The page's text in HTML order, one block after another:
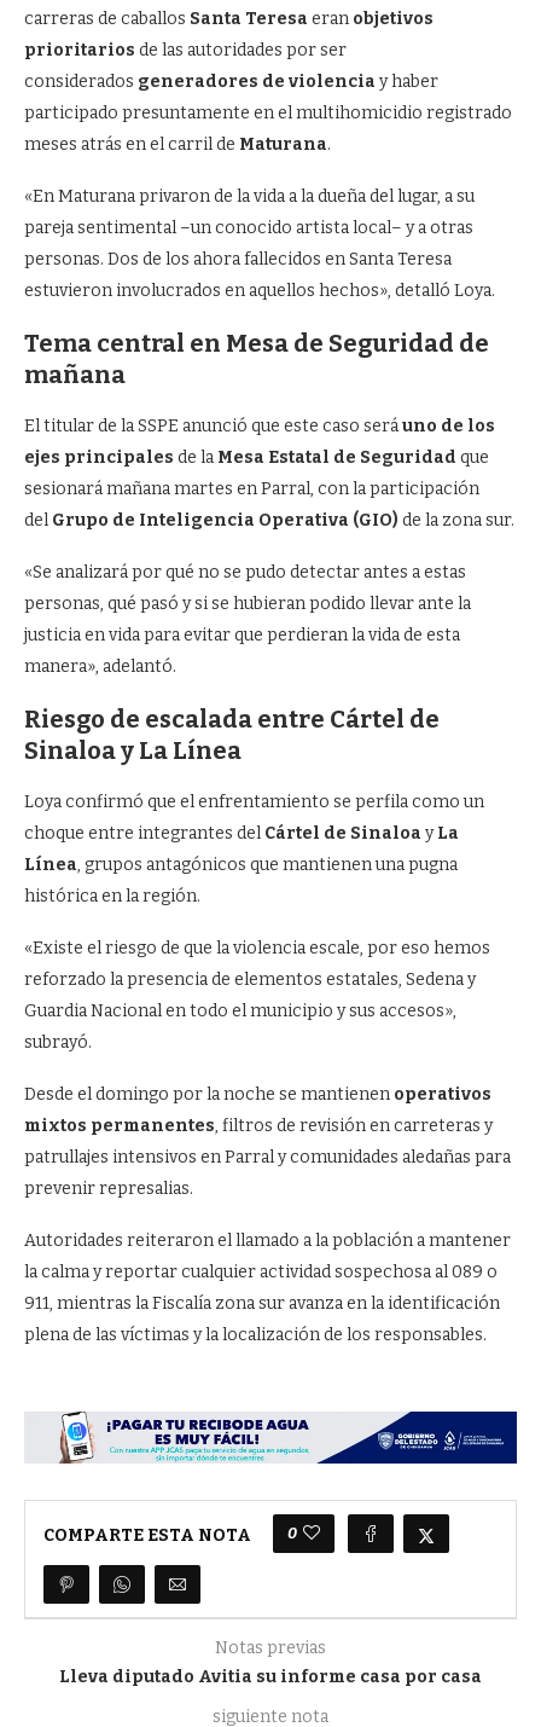
carreras de caballos Santa Teresa eran objetivos
prioritarios de las autoridades por ser
considerados generadores de violencia y haber
participado presuntamente en el multihomicidio registrado
meses atrás en el carril de Maturana.
«En Maturana privaron de la vida a la dueña del lugar, a su
pareja sentimental –un conocido artista local– y a otras
personas. Dos de los ahora fallecidos en Santa Teresa
estuvieron involucrados en aquellos hechos», detalló Loya.
Tema central en Mesa de Seguridad de
mañana
El titular de la SSPE anunció que este caso seráuno de los
ejes principales de la Mesa Estatal de Seguridad que
sesionará mañana martes en Parral, con la participación
del Grupo de Inteligencia Operativa (GIO) de la zona sur.
«Se analizará por qué no se pudo detectar antes a estas
personas, qué pasó y si se hubieran podido llevar ante la
justicia en vida para evitar que perdieran la vida de esta
manera», adelantó.
Riesgo de escalada entre Cártel de
Sinaloa y La Línea
Loya confirmó que el enfrentamiento se perfila como un
choque entre integrantes del Cártel de Sinaloa yLa
Línea, grupos antagónicos que mantienen una pugna
histórica en la región.
«Existe el riesgo de que la violencia escale, por eso hemos
reforzado la presencia de elementos estatales, Sedena y
Guardia Nacional en todo el municipio y sus accesos»,
subrayó.
Desde el domingo por la noche se mantienen operativos
mixtos permanentes, filtros de revisión en carreteras y
patrullajes intensivos en Parral y comunidades aledañas para
prevenir represalias.
Autoridades reiteraron el llamado a la población a mantener
la calma y reportar cualquier actividad sospechosa al 089 o
911, mientras la Fiscalía zona sur avanza en la identificación
plena de las víctimas y la localización de los responsables.
COMPARTE ESTA NOTA 0
Notas previas
Lleva diputado Avitia su informe casa por casa
siguiente nota